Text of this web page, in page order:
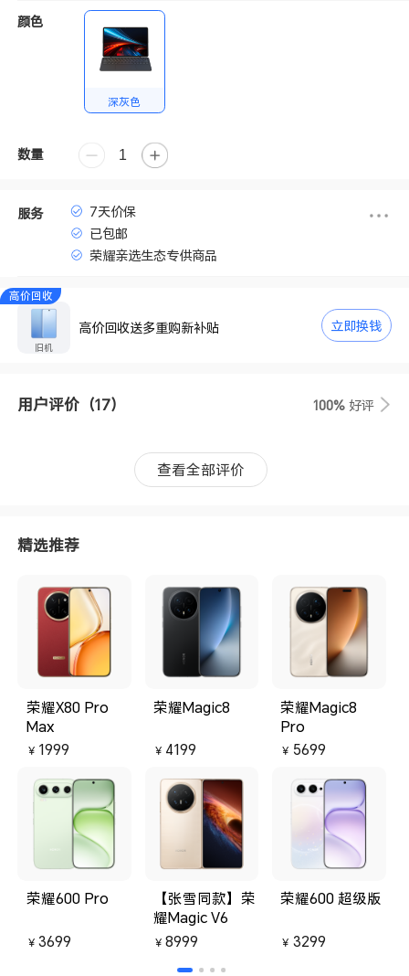
颜色
深灰色
数量
服务
7天价保
已包邮
荣耀亲选生态专供商品
高价回收
旧机
高价回收送多重购新补贴 立即换钱
用户评价 （17） 100% 好评
查看全部评价
精选推荐
荣耀X80 Pro
Max
￥ 1999
荣耀Magic8
￥ 4199
荣耀Magic8
Pro
￥ 5699
荣耀600 Pro
￥ 3699
【张雪同款】荣
耀Magic V6
￥ 8999
荣耀600 超级版
￥ 3299